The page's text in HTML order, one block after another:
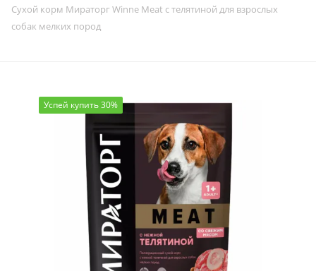
Сухой корм Мираторг Winne Meat с телятиной для взрослых
собак мелких пород
Успей купить 30%